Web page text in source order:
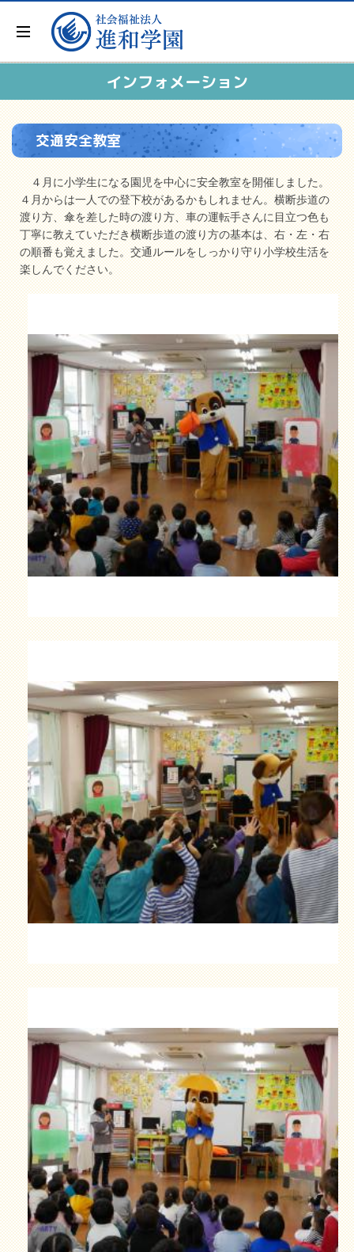
インフォメーション
交通安全教室
４月に小学生になる園児を中心に安全教室を開催しました。
４月からは一人での登下校があるかもしれません。横断歩道の
渡り方、傘を差した時の渡り方、車の運転手さんに目立つ色も
丁寧に教えていただき横断歩道の渡り方の基本は、右・左・右
の順番も覚えました。交通ルールをしっかり守り小学校生活を
楽しんでください。